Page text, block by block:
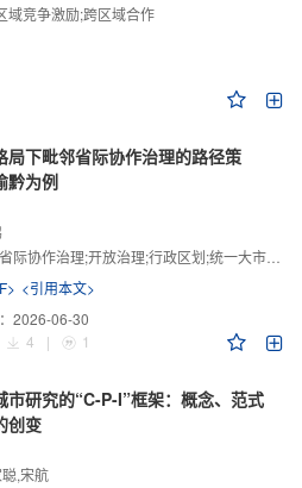
域竞争激励;跨区域合作
局下毗邻省际协作治理的路径策
黔为例
省际协作治理;开放治理;行政区划;统一大市场;新发展格局
<引用本文>
2026-06-30
4 | 1
市研究的“C-P-I”框架：概念、范式
创变
,宋航